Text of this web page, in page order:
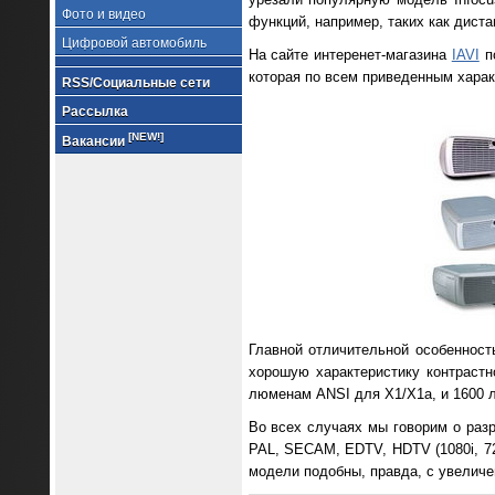
Фото и видео
Цифровой автомобиль
RSS/Социальные сети
Рассылка
Вакансии [NEW!]
функций, например, таких как
На сайте интеренет-магазина IAVI
которая по всем приведенным
Главной отличительной
хорошую характеристику
люменам ANSI для Х1/Х1а, и 1600
Во всех случаях мы говорим о
PAL, SECAM, EDTV, HDTV (1080i,
модели подобны, правда, с